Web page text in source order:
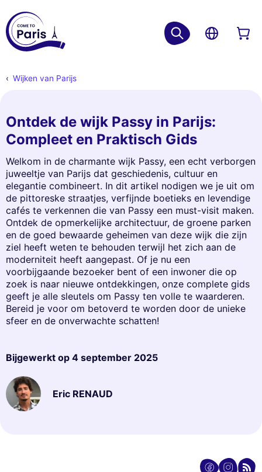
Wijken van Parijs
Ontdek de wijk Passy in Parijs:
Compleet en Praktisch Gids
Welkom in de charmante wijk Passy, een echt verborgen
juweeltje van Parijs dat geschiedenis, cultuur en
elegantie combineert. In dit artikel nodigen we je uit om
de pittoreske straatjes, verfijnde boetieks en levendige
cafés te verkennen die van Passy een must-visit maken.
Ontdek de opmerkelijke architectuur, de groene parken
en de goed bewaarde geheimen van deze wijk die zijn
ziel heeft weten te behouden terwijl het zich aan de
moderniteit heeft aangepast. Of je nu een
voorbijgaande bezoeker bent of een inwoner die op
zoek is naar nieuwe ontdekkingen, onze complete gids
geeft je alle sleutels om Passy ten volle te waarderen.
Bereid je voor om betoverd te worden door de unieke
sfeer en de onverwachte schatten!
Bijgewerkt op 4 september 2025
Eric RENAUD